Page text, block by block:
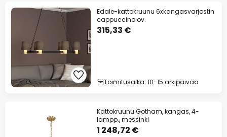
Edale-kattokruunu 6xkangasvarjostin
cappuccino ov.
315,33 €
Toimitusaika: 10-15 arkipäivää
Kattokruunu Gotham, kangas, 4-
lampp., messinki
1 248,72 €